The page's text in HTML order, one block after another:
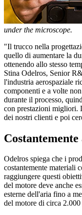
under the microscope.
"Il trucco nella
quello di aumentare la
ottenendo allo stesso
Stina Odelros, Senior
l'industria aerospaziale
componenti e a volte
durante il processo,
con prestazioni migliori.
dei nostri clienti e poi
Odelros spiega che i
costantemente materiali
raggiungere questi
del motore deve anche
esterne dell'aria fino a
del motore di circa